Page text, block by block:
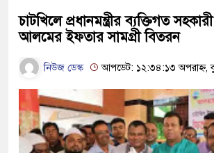
চাটখিলে প্রধানমন্ত্রীর ব্যক্তিগত সহকারী
আলমের ইফতার সামগ্রী বিতরন
নিউজ ডেস্ক আপডেট: ১২:৩৪:১৩ অপরাহ্ন,